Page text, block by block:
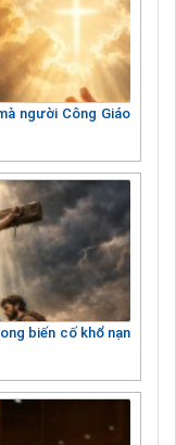
người Công Giáo
biến cố khổ nạn